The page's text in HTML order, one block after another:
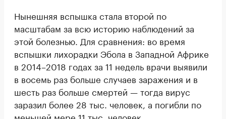
Нынешняя вспышка стала второй по
масштабам за всю историю наблюдений за
этой болезнью. Для сравнения: во время
вспышки лихорадки Эбола в Западной Африке
в 2014–2018 годах за 11 недель врачи выявили
в восемь раз больше случаев заражения и в
шесть раз больше смертей — тогда вирус
заразил более 28 тыс. человек, а погибли по